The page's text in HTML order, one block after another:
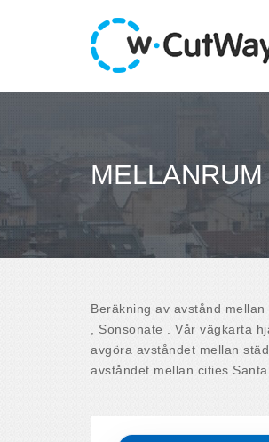
Beräkning av avstånd
, Sonsonate . Vår vägkarta
avgöra avståndet mellan
avståndet mellan cities Santa